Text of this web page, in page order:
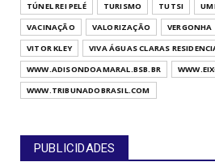
TÚNEL REI PELÉ
TURISMO TUTSI
VACINAÇÃO
VALORIZAÇÃO VERGONHA
VITOR KLEY
VIVA ÁGUAS CLARAS
WWW.ADISONDOAMARAL.BSB.BR
WWW.TRIBUNADOBRASIL.COM
PUBLICIDADES